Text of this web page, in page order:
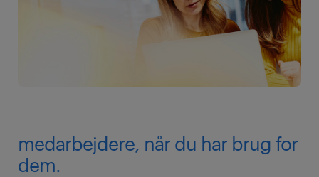
medarbejdere, når du har brug for
dem.